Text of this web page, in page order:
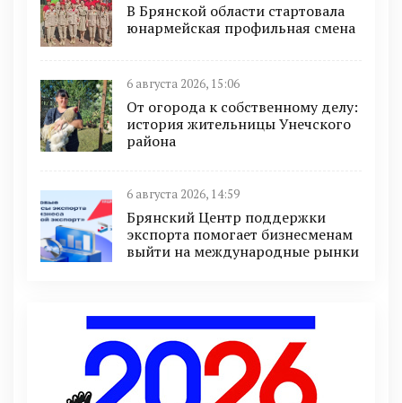
В Брянской области стартовала
юнармейская профильная смена
6 августа 2026, 15:06
От огорода к собственному делу:
история жительницы Унечского
района
6 августа 2026, 14:59
Брянский Центр поддержки
экспорта помогает бизнесменам
выйти на международные рынки